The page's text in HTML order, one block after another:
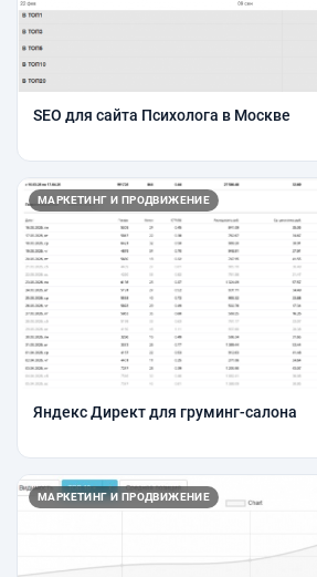
SEO для сайта Психолога в Москве
МАРКЕТИНГ И ПРОДВИЖЕНИЕ
Яндекс Директ для груминг-салона
МАРКЕТИНГ И ПРОДВИЖЕНИЕ